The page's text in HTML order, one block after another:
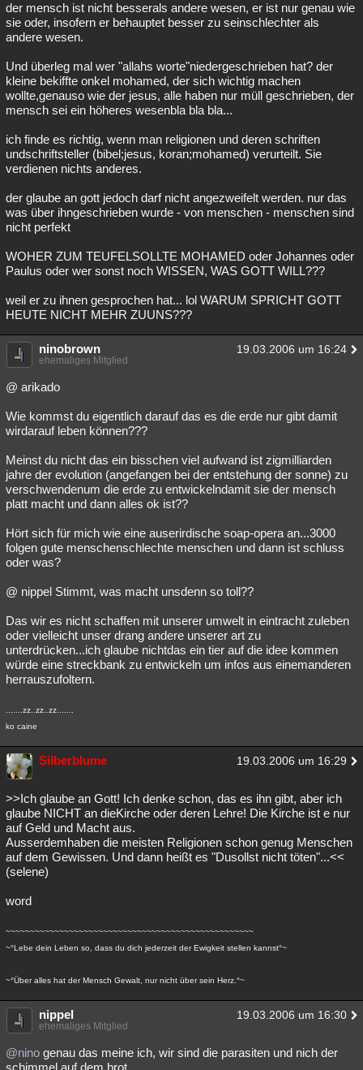
der mensch ist nicht besserals andere wesen, er ist nur genau wie
sie oder, insofern er behauptet besser zu seinschlechter als
andere wesen.
Und überleg mal wer "allahs worte"niedergeschrieben hat? der
kleine bekiffte onkel mohamed, der sich wichtig machen
wollte,genauso wie der jesus, alle haben nur müll geschrieben, der
mensch sei ein höheres wesenbla bla bla...
ich finde es richtig, wenn man religionen und deren schriften
undschriftsteller (bibel;jesus, koran;mohamed) verurteilt. Sie
verdienen nichts anderes.
der glaube an gott jedoch darf nicht angezweifelt werden. nur das
was über ihngeschrieben wurde - von menschen - menschen sind
nicht perfekt
WOHER ZUM TEUFELSOLLTE MOHAMED oder Johannes oder
Paulus oder wer sonst noch WISSEN, WAS GOTT WILL???
weil er zu ihnen gesprochen hat... lol WARUM SPRICHT GOTT
HEUTE NICHT MEHR ZUUNS???
ninobrown 19.03.2006 um 16:24
ehemaliges Mitglied
@ arikado
Wie kommst du eigentlich darauf das es die erde nur gibt damit
wirdarauf leben können???
Meinst du nicht das ein bisschen viel aufwand ist zigmilliarden
jahre der evolution (angefangen bei der entstehung der sonne) zu
verschwendenum die erde zu entwickelndamit sie der mensch
platt macht und dann alles ok ist??
Hört sich für mich wie eine auserirdische soap-opera an...3000
folgen gute menschenschlechte menschen und dann ist schluss
oder was?
@ nippel Stimmt, was macht unsdenn so toll??
Das wir es nicht schaffen mit unserer umwelt in eintracht zuleben
oder vielleicht unser drang andere unserer art zu
unterdrücken...ich glaube nichtdas ein tier auf die idee kommen
würde eine streckbank zu entwickeln um infos aus einemanderen
herrauszufoltern.
.......zz..zz..zz.......
ko caine
Silberblume 19.03.2006 um 16:29
>>Ich glaube an Gott! Ich denke schon, das es ihn gibt, aber ich
glaube NICHT an dieKirche oder deren Lehre! Die Kirche ist e nur
auf Geld und Macht aus.
Ausserdemhaben die meisten Religionen schon genug Menschen
auf dem Gewissen. Und dann heißt es "Dusollst nicht töten"...<<
(selene)
word
~~~~~~~~~~~~~~~~~~~~~~~~~~~~~~~~~~~~~~~~~~~~~~~~~~~
~°Lebe dein Leben so, dass du dich jederzeit der Ewigkeit stellen kannst°~
~°Über alles hat der Mensch Gewalt, nur nicht über sein Herz.°~
nippel 19.03.2006 um 16:30
ehemaliges Mitglied
@nino genau das meine ich, wir sind die parasiten und nich der
schimmel auf dem brot